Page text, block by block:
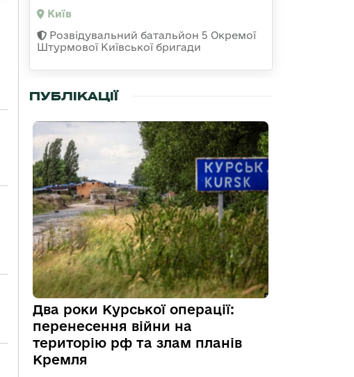
Київ
Розвідувальний батальйон 5 Окремої
Штурмової Київської бригади
ПУБЛІКАЦІЇ
Два роки Курської операції:
перенесення війни на
територію рф та злам планів
Кремля